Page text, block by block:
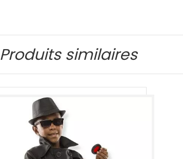
Produits similaires